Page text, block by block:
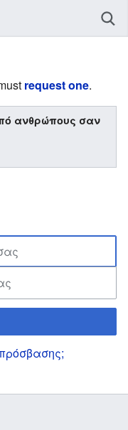
request one.
ανθρώπους σαν